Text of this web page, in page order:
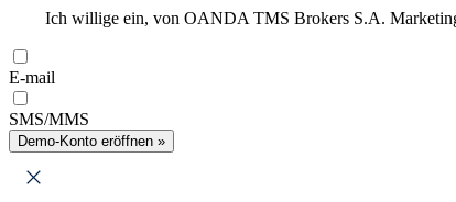
Ich willige ein, von OANDA TMS Brokers S.A.
E-mail
SMS/MMS
Demo-Konto eröffnen »